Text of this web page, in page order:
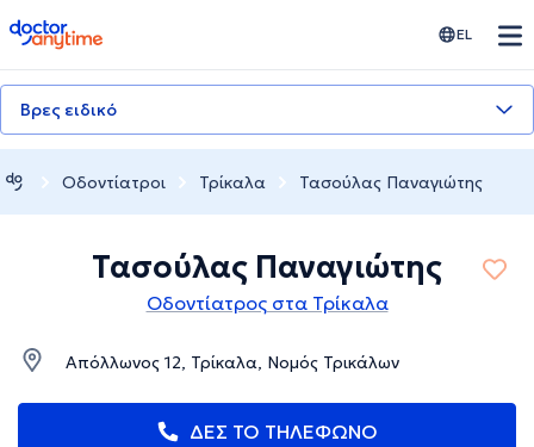
doctoranytime EL
Βρες ειδικό
Οδοντίατροι Τρίκαλα Τασούλας Παναγιώτης
Τασούλας Παναγιώτης
Οδοντίατρος στα Τρίκαλα
Απόλλωνος 12, Τρίκαλα, Νομός Τρικάλων
ΔΕΣ ΤΟ ΤΗΛΕΦΩΝΟ